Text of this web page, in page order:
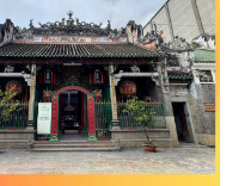
06日 签发第26/GP-CBC号许可